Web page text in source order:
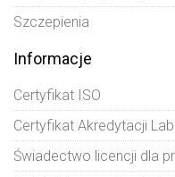
Szczepienia
Informacje
Certyfikat ISO
Certyfikat Akredytacji
Świadectwo licencji dla